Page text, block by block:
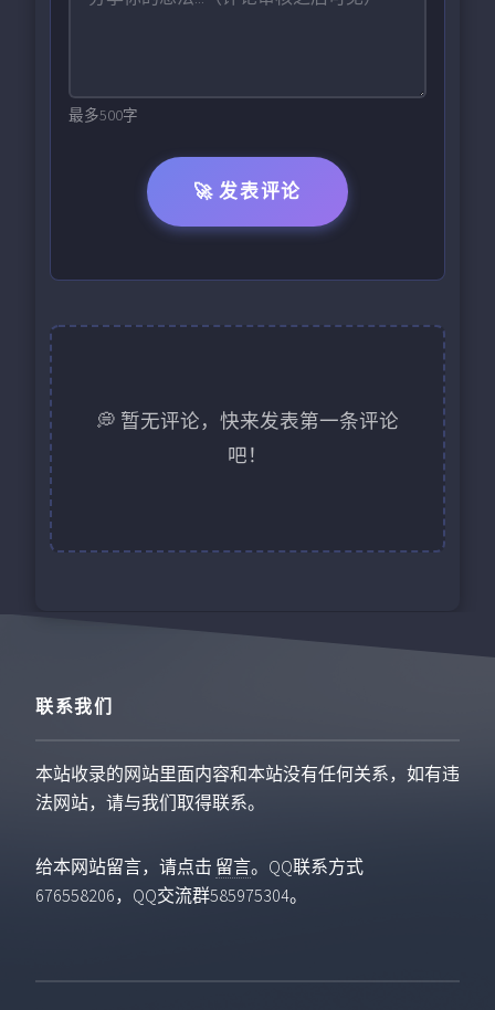
最多500字
🚀 发表评论
💭 暂无评论，快来发表第一条评论
吧！
联系我们
本站收录的网站里面内容和本站没有任何关系，如有违
法网站，请与我们取得联系。
给本网站留言，请点击 留言。QQ联系方式
676558206，QQ交流群585975304。